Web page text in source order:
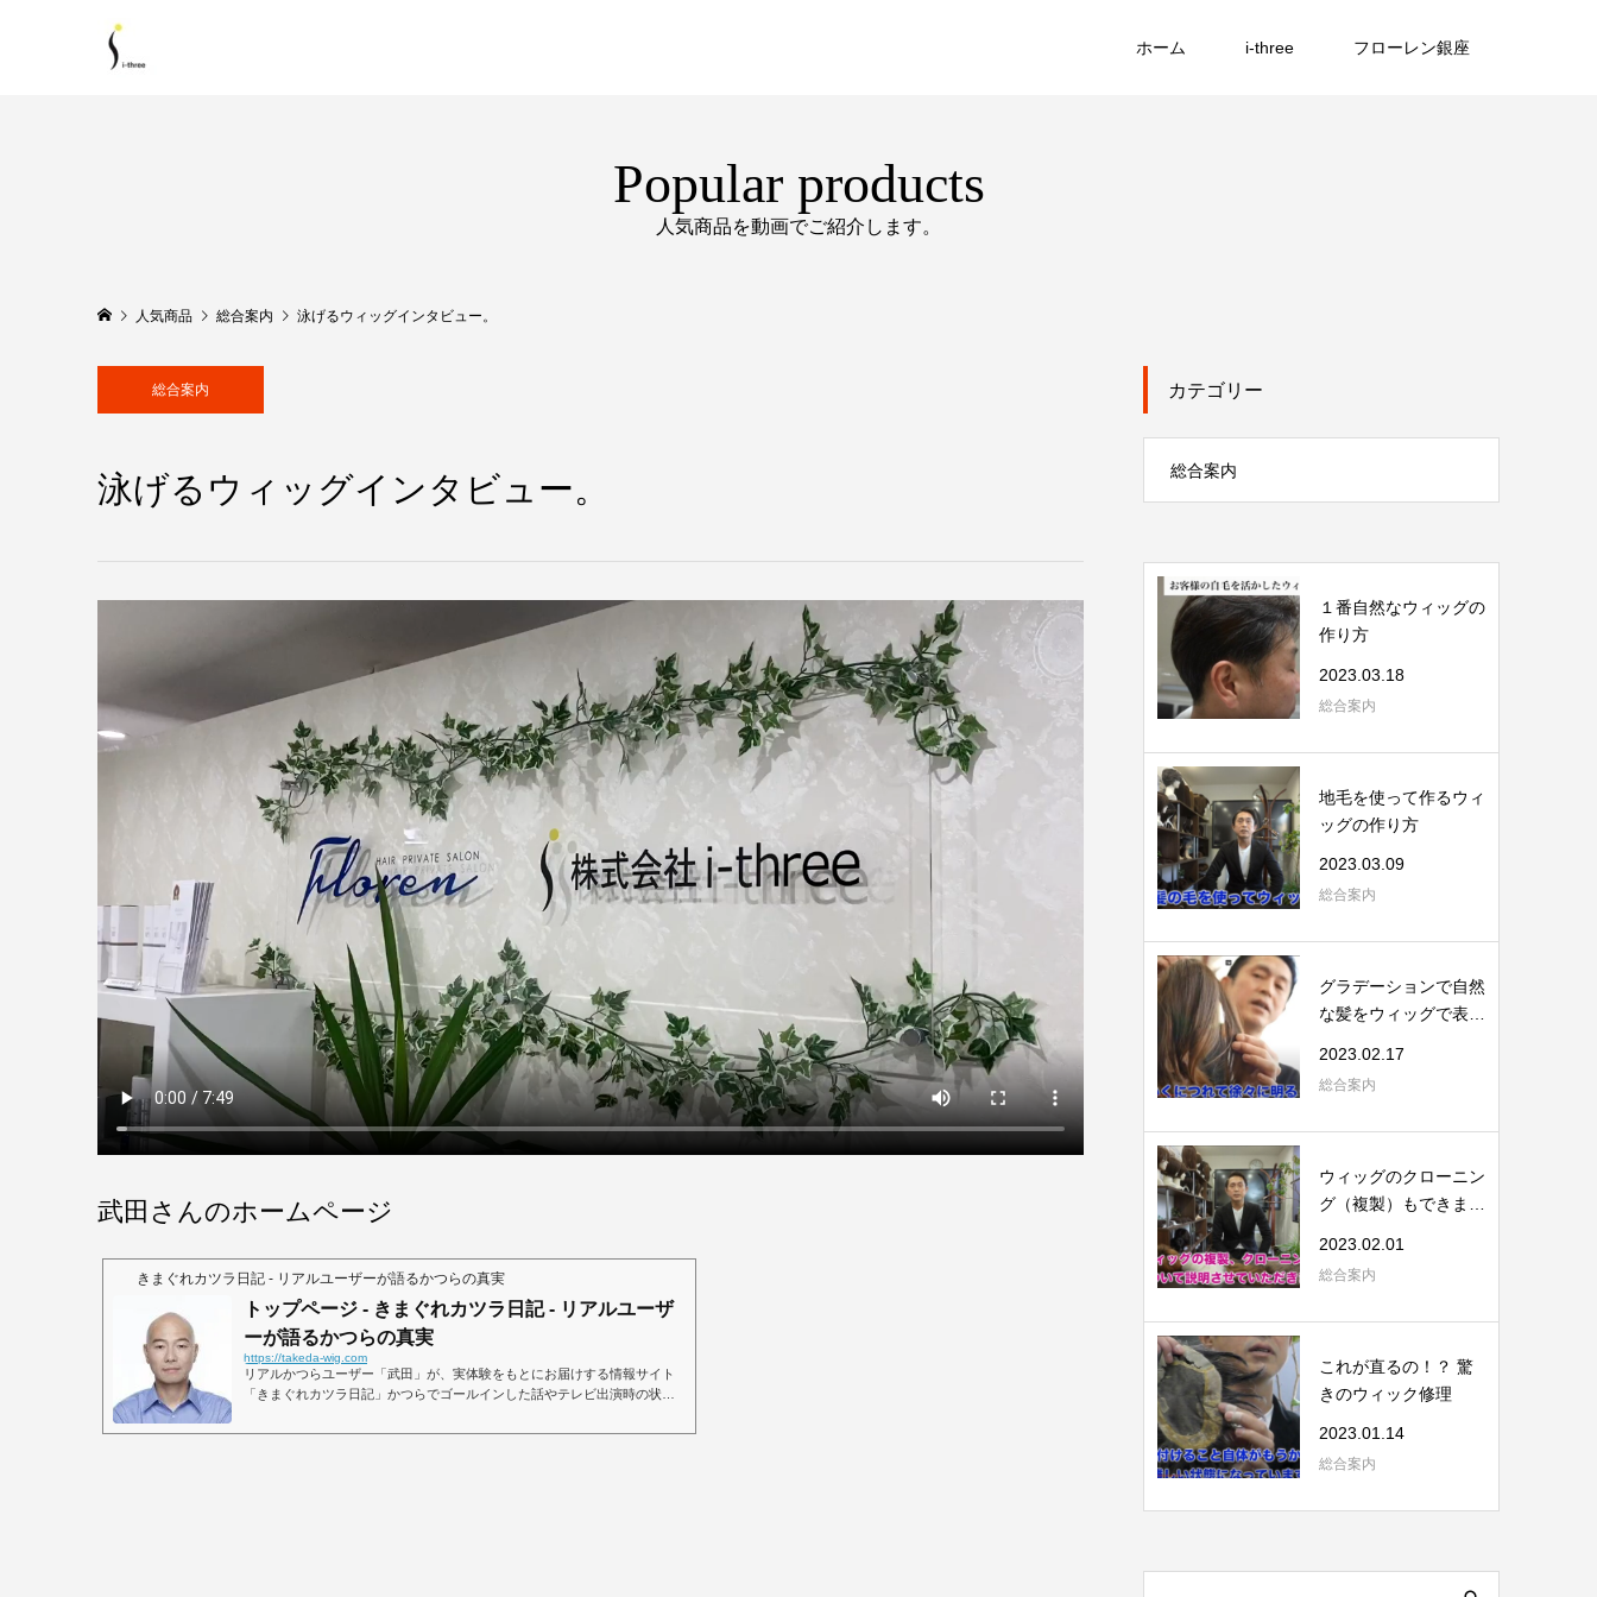
ホーム i-three フローレン銀座
Popular products
人気商品を動画でご紹介します。
人気商品 総合案内 泳げるウィッグインタビュー。
総合案内
泳げるウィッグインタビュー。
武田さんのホームページ
きまぐれカツラ日記 - リアルユーザーが語るかつらの真実
トップページ - きまぐれカツラ日記 - リアルユーザ
ーが語るかつらの真実
https://takeda-wig.com
リアルかつらユーザー「武田」が、実体験をもとにお届けする情報サイト
「きまぐれカツラ日記」かつらでゴールインした話やテレビ出演時の状況
てお伝えします。
カテゴリー
総合案内
１番自然なウィッグの
作り方
2023.03.18
総合案内
地毛を使って作るウィ
ッグの作り方
2023.03.09
総合案内
グラデーションで自然
な髪をウィッグで表現
2023.02.17
総合案内
ウィッグのクローニン
グ（複製）もできま
2023.02.01
総合案内
これが直るの！？ 驚
きのウィック修理
2023.01.14
総合案内